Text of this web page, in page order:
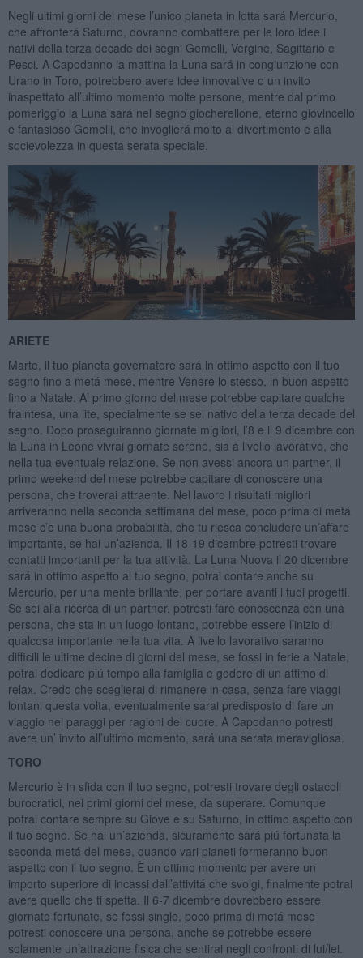
Negli ultimi giorni del mese l’unico pianeta in lotta sará Mercurio,
che affronterá Saturno, dovranno combattere per le loro idee i
nativi della terza decade dei segni Gemelli, Vergine, Sagittario e
Pesci. A Capodanno la mattina la Luna sará in congiunzione con
Urano in Toro, potrebbero avere idee innovative o un invito
inaspettato all’ultimo momento molte persone, mentre dal primo
pomeriggio la Luna sará nel segno giocherellone, eterno giovincello
e fantasioso Gemelli, che invoglierá molto al divertimento e alla
socievolezza in questa serata speciale.
ARIETE
Marte, il tuo pianeta governatore sará in ottimo aspetto con il tuo
segno fino a metá mese, mentre Venere lo stesso, in buon aspetto
fino a Natale. Al primo giorno del mese potrebbe capitare qualche
fraintesa, una lite, specialmente se sei nativo della terza decade del
segno. Dopo proseguiranno giornate migliori, l’8 e il 9 dicembre con
la Luna in Leone vivrai giornate serene, sia a livello lavorativo, che
nella tua eventuale relazione. Se non avessi ancora un partner, il
primo weekend del mese potrebbe capitare di conoscere una
persona, che troverai attraente. Nel lavoro i risultati migliori
arriveranno nella seconda settimana del mese, poco prima di metá
mese c’e una buona probabilità, che tu riesca concludere un’affare
importante, se hai un’azienda. Il 18-19 dicembre potresti trovare
contatti importanti per la tua attività. La Luna Nuova il 20 dicembre
sará in ottimo aspetto al tuo segno, potrai contare anche su
Mercurio, per una mente brillante, per portare avanti i tuoi progetti.
Se sei alla ricerca di un partner, potresti fare conoscenza con una
persona, che sta in un luogo lontano, potrebbe essere l’inizio di
qualcosa importante nella tua vita. A livello lavorativo saranno
difficili le ultime decine di giorni del mese, se fossi in ferie a Natale,
potrai dedicare piú tempo alla famiglia e godere di un attimo di
relax. Credo che sceglierai di rimanere in casa, senza fare viaggi
lontani questa volta, eventualmente sarai predisposto di fare un
viaggio nei paraggi per ragioni del cuore. A Capodanno potresti
avere un’ invito all’ultimo momento, sará una serata meravigliosa.
TORO
Mercurio è in sfida con il tuo segno, potresti trovare degli ostacoli
burocratici, nei primi giorni del mese, da superare. Comunque
potrai contare sempre su Giove e su Saturno, in ottimo aspetto con
il tuo segno. Se hai un’azienda, sicuramente sará piú fortunata la
seconda metá del mese, quando vari pianeti formeranno buon
aspetto con il tuo segno. È un ottimo momento per avere un
importo superiore di incassi dall’attivitá che svolgi, finalmente potrai
avere quello che ti spetta. Il 6-7 dicembre dovrebbero essere
giornate fortunate, se fossi single, poco prima di metá mese
potresti conoscere una persona, anche se potrebbe essere
solamente un’attrazione fisica che sentirai negli confronti di lui/lei.